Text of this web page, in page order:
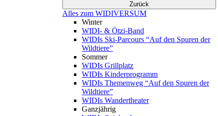
Zurück
Alles zum WIDIVERSUM
Winter
WIDI- & Ötzi-Band
WIDIs Ski-Parcours “Auf den Spuren der
Wildtiere”
Sommer
WIDIs Grillplatz
WIDIs Kinderprogramm
WIDIs Themenweg “Auf den Spuren der
Wildtiere”
WIDIs Wandertheater
Ganzjährig